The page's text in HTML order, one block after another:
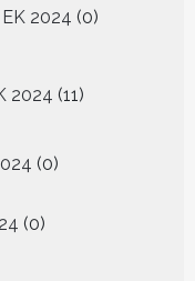
2024 0
producten
2024 11
producten
00
00